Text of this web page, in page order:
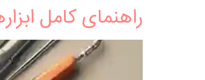
راهنمای کامل